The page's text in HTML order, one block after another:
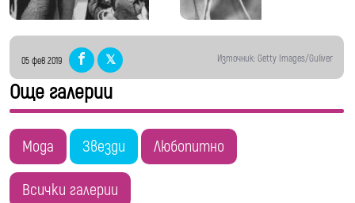
05 фев 2019 Източник: Getty Images/Guliver
Още галерии
Мода Звезди Любопитно
Всички галерии